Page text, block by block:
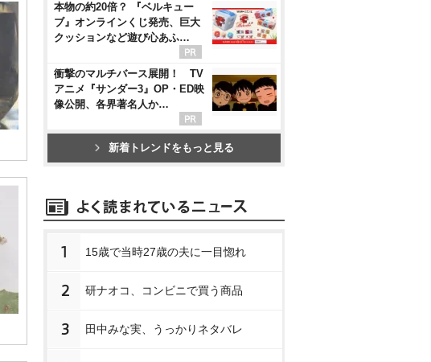
本物の約20倍？ 『ベルキュー
ブ』オンラインくじ発売、巨大
クッションなど遊び心あふ…
衝撃のマルチバース展開！ TV
アニメ『サンダー3』OP・ED映
像公開、各界著名人か…
新着トレンドをもっと見る
1 15歳で当時27歳の夫に一目惚れ
2 研ナオコ、コンビニで買う商品
3 田中みな実、うっかりネタバレ